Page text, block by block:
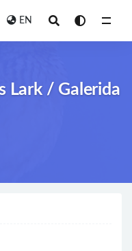
EN
Lark / Galerida